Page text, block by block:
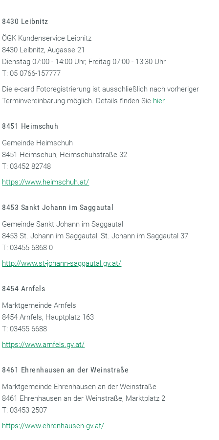
8430 Leibnitz
ÖGK Kundenservice Leibnitz
8430 Leibnitz, Augasse 21
Dienstag 07:00 - 14:00 Uhr, Freitag 07:00 - 13:30 Uhr
T: 05 0766-157777
Die e-card Fotoregistrierung ist ausschließlich nach vorheriger
Terminvereinbarung möglich. Details finden Sie hier.
8451 Heimschuh
Gemeinde Heimschuh
8451 Heimschuh, Heimschuhstraße 32
T: 03452 82748
https://www.heimschuh.at/
8453 Sankt Johann im Saggautal
Gemeinde Sankt Johann im Saggautal
8453 St. Johann im Saggautal, St. Johann im Saggautal 37
T: 03455 6868 0
http://www.st-johann-saggautal.gv.at/
8454 Arnfels
Marktgemeinde Arnfels
8454 Arnfels, Hauptplatz 163
T: 03455 6688
https://www.arnfels.gv.at/
8461 Ehrenhausen an der Weinstraße
Marktgemeinde Ehrenhausen an der Weinstraße
8461 Ehrenhausen an der Weinstraße, Marktplatz 2
T: 03453 2507
https://www.ehrenhausen-gv.at/